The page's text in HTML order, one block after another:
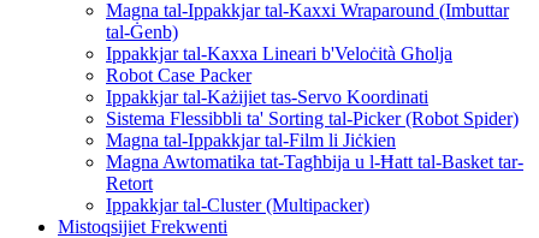
Magna tal-Ippakkjar tal-Kaxxi Wraparound (Imbuttar
tal-Ġenb)
Ippakkjar tal-Kaxxa Lineari b'Veloċità Għolja
Robot Case Packer
Ippakkjar tal-Każijiet tas-Servo Koordinati
Sistema Flessibbli ta' Sorting tal-Picker (Robot Spider)
Magna tal-Ippakkjar tal-Film li Jiċkien
Magna Awtomatika tat-Tagħbija u l-Ħatt tal-Basket tar-
Retort
Ippakkjar tal-Cluster (Multipacker)
Mistoqsijiet Frekwenti